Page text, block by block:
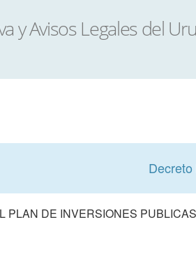
Decreto
PLAN DE INVERSIONES